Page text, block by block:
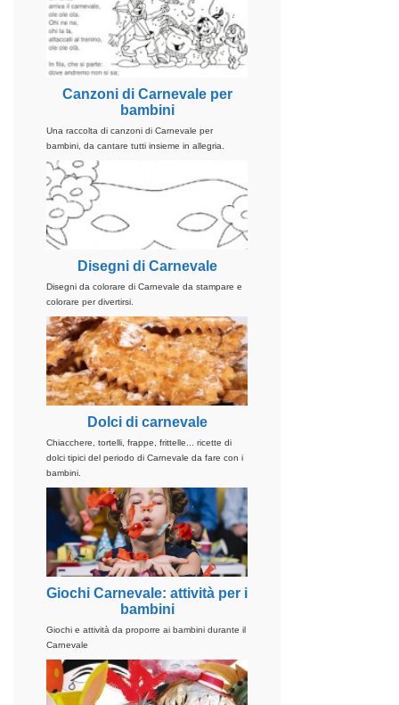
Canzoni di Carnevale per
bambini
Una raccolta di canzoni di Carnevale per
bambini, da cantare tutti insieme in allegria.
Disegni di Carnevale
Disegni da colorare di Carnevale da stampare e
colorare per divertirsi.
Dolci di carnevale
Chiacchere, tortelli, frappe, frittelle... ricette di
dolci tipici del periodo di Carnevale da fare con i
bambini.
Giochi Carnevale: attività per i
bambini
Giochi e attività da proporre ai bambini durante il
Carnevale